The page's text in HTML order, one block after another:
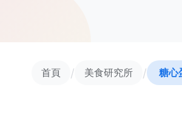
首頁 / 美食研究所 / 糖心